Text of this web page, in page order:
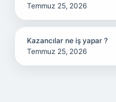
Temmuz 25, 2026
Kazancılar ne iş yapar ?
Temmuz 25, 2026